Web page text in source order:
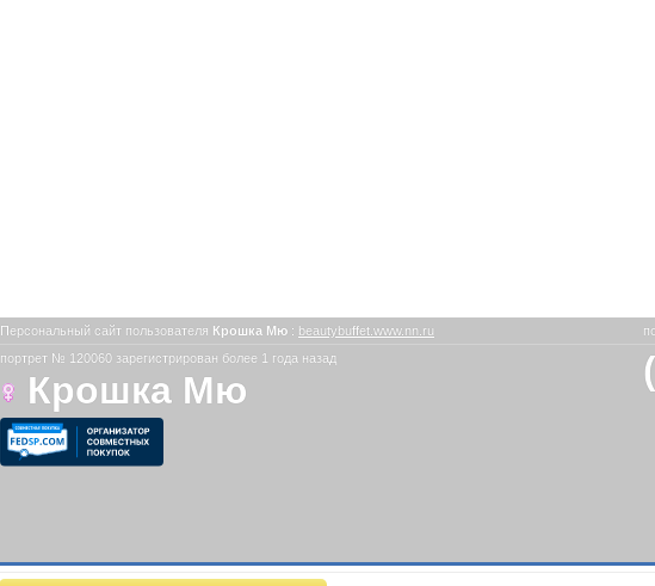
Персональный сайт пользователя Крошка Мю : beautybuffet.www.nn.ru
портрет № 120060 зарегистрирован более 1 года назад
Крошка Мю